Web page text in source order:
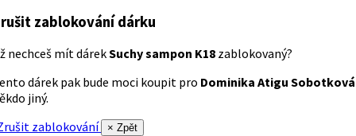
zablokování dárku
nechceš mít dárekSuchy sampon K18 zablokovaný?
dárek pak bude moci koupit pro Dominika Atigu Sobotková
jiný.
zablokování
× Zpět